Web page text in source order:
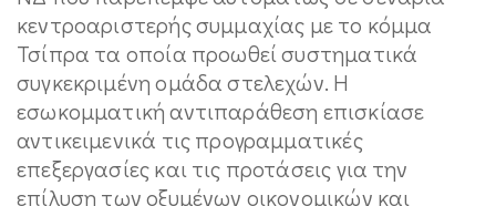
κεντροαριστερής συμμαχίας με το κόμμα
Τσίπρα τα οποία προωθεί συστηματικά
συγκεκριμένη ομάδα στελεχών. Η
εσωκομματική αντιπαράθεση επισκίασε
αντικειμενικά τις προγραμματικές
επεξεργασίες και τις προτάσεις για την
επίλυση των οξυμένων οικονομικών και